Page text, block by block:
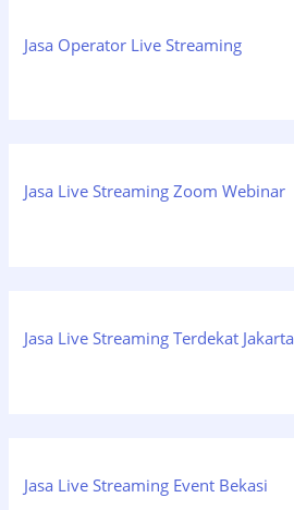
Jasa Operator Live Streaming
Jasa Live Streaming Zoom Webinar
Jasa Live Streaming Terdekat Jakarta
Jasa Live Streaming Event Bekasi